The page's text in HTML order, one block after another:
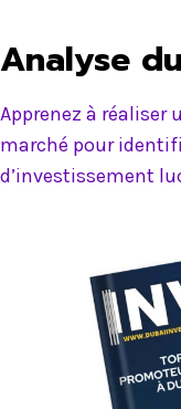
Analyse
Apprenez à réaliser
marché pour
d’investissement